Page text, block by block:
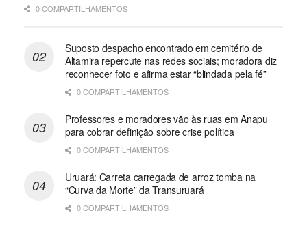
0 COMPARTILHAMENTOS
Suposto despacho encontrado em cemitério de
Altamira repercute nas redes sociais; moradora diz
reconhecer foto e afirma estar “blindada pela fé”
0 COMPARTILHAMENTOS
Professores e moradores vão às ruas em Anapu
para cobrar definição sobre crise política
0 COMPARTILHAMENTOS
Uruará: Carreta carregada de arroz tomba na
“Curva da Morte” da Transuruará
0 COMPARTILHAMENTOS